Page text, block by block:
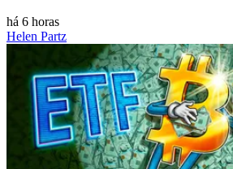
há 6 horas
Helen Partz